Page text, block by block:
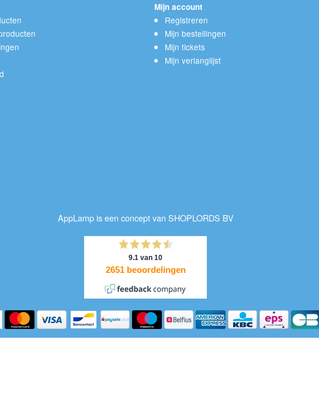
Mijn account
Registreren
Mijn bestellingen
Mijn tickets
Mijn verlanglijst
AppLamp is een concept van SHOPLORDS BV